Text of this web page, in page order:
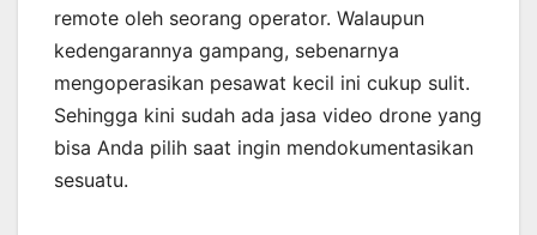
remote oleh seorang operator. Walaupun
kedengarannya gampang, sebenarnya
mengoperasikan pesawat kecil ini cukup sulit.
Sehingga kini sudah ada jasa video drone yang
bisa Anda pilih saat ingin mendokumentasikan
sesuatu.